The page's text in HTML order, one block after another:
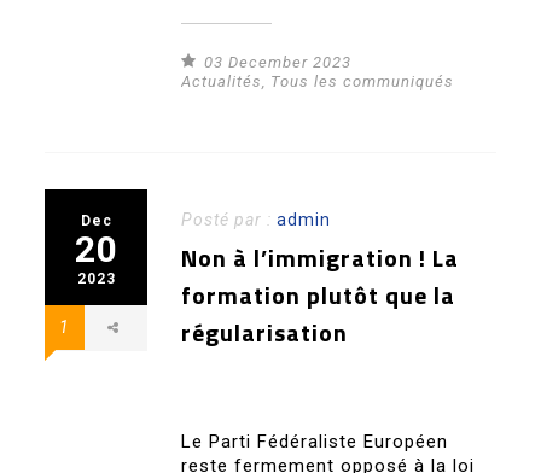
03 December 2023
Actualités, Tous les communiqués
Dec
20
2023
1
Posté par :admin
Non à l’immigration ! La
formation plutôt que la
régularisation
Le Parti Fédéraliste Européen
reste fermement opposé à la loi